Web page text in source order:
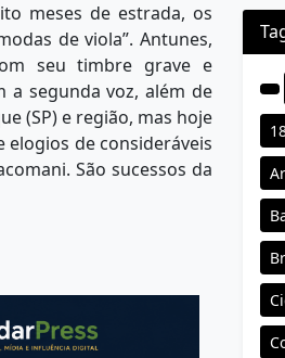
meses de estrada, os
de viola”. Antunes,
seu timbre grave e
a segunda voz, além de
(SP) e região, mas hoje
de consideráveis
São sucessos da